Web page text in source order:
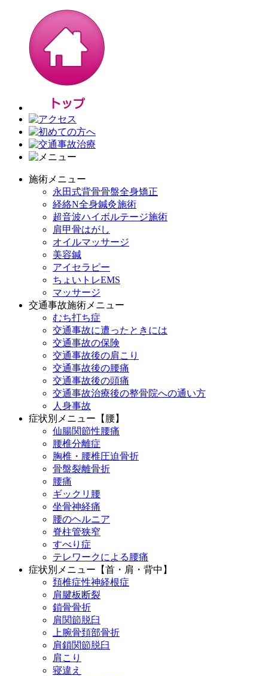
施術メニュー
永田式背骨骨盤全身矯正
経絡N全身鍼灸施術
超音波ハイボルテージ施術
肩甲骨はがし
オイルマッサージ
美容鍼
アイセラピー
ちょいトレEMS
マッサージ
交通事故施術メニュー
むち打ち症
交通事故に遭ったときには
交通事故の保険
交通事故後の肩こり
交通事故後の腰痛
交通事故後の頭痛
交通事故治療後の整骨院への通い方
人身事故
症状別メニュー【腰】
仙腸関節性腰痛
腰椎分離症
胸椎・腰椎圧迫骨折
骨盤裂離骨折
腰痛
ギックリ腰
坐骨神経痛
腰のヘルニア
脊柱管狭窄
すべり症
テレワークによる腰痛
症状別メニュー【首・肩・背中】
頚椎症性神経根症
肩腱板断裂
鎖骨骨折
肩関節脱臼
上腕骨頚部骨折
肩鎖関節脱臼
肩こり
寝違え